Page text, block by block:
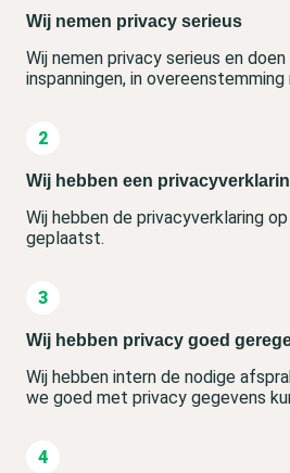
Wij nemen privacy serieus
Wij nemen privacy serieus en
inspanningen, in
Wij hebben een
Wij hebben de privacyverklaring
geplaatst.
Wij hebben privacy goed
Wij hebben intern de nodige
we goed met privacy gegevens